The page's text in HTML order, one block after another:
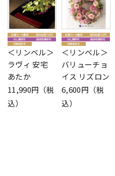
＜リンベル＞
ラヴィ 安宅
あたか
11,990円（税
込）
＜リンベル＞
バリューチョ
イス リズロン
6,600円（税
込）